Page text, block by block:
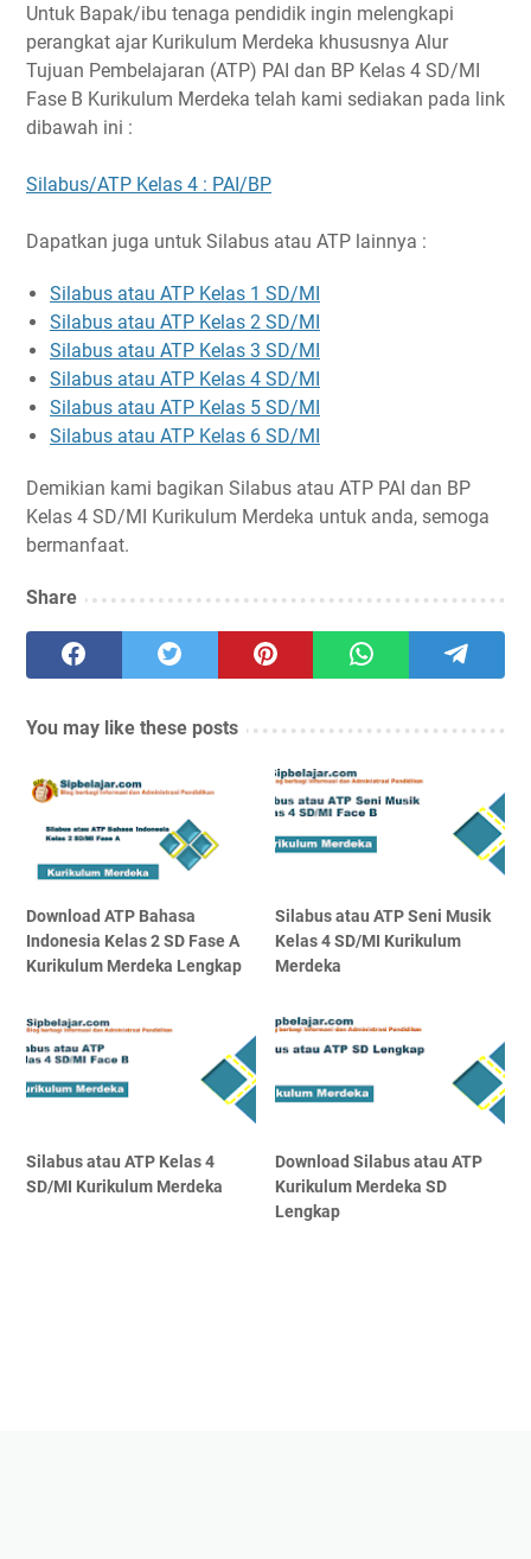
Untuk Bapak/ibu tenaga pendidik ingin melengkapi
perangkat ajar Kurikulum Merdeka khususnya Alur
Tujuan Pembelajaran (ATP) PAI dan BP Kelas 4 SD/MI
Fase B Kurikulum Merdeka telah kami sediakan pada link
dibawah ini :
Silabus/ATP Kelas 4 : PAI/BP
Dapatkan juga untuk Silabus atau ATP lainnya :
Silabus atau ATP Kelas 1 SD/MI
Silabus atau ATP Kelas 2 SD/MI
Silabus atau ATP Kelas 3 SD/MI
Silabus atau ATP Kelas 4 SD/MI
Silabus atau ATP Kelas 5 SD/MI
Silabus atau ATP Kelas 6 SD/MI
Demikian kami bagikan Silabus atau ATP PAI dan BP
Kelas 4 SD/MI Kurikulum Merdeka untuk anda, semoga
bermanfaat.
Share
You may like these posts
Download ATP Bahasa
Indonesia Kelas 2 SD Fase A
Kurikulum Merdeka Lengkap
Silabus atau ATP Seni Musik
Kelas 4 SD/MI Kurikulum
Merdeka
Silabus atau ATP Kelas 4
SD/MI Kurikulum Merdeka
Download Silabus atau ATP
Kurikulum Merdeka SD
Lengkap